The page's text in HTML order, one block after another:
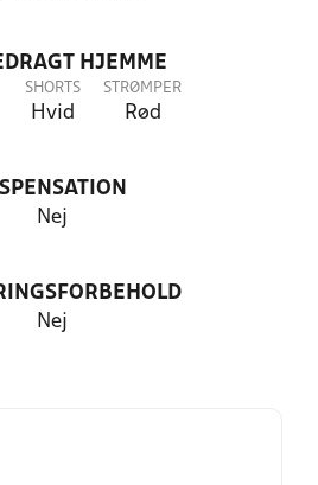
HJEMME
SHORTS
Hvid
STRØMPER
Rød
Nej
Nej